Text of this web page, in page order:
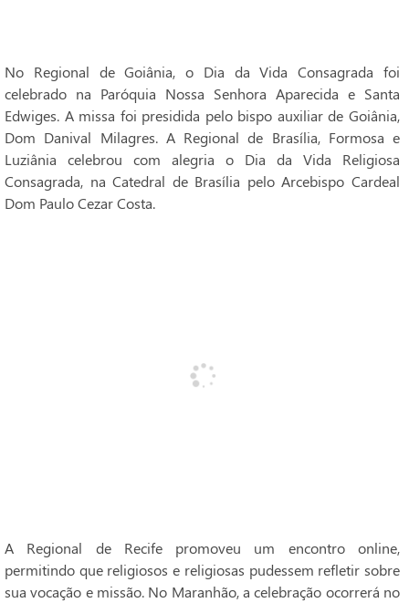
No Regional de Goiânia, o Dia da Vida Consagrada foi
celebrado na Paróquia Nossa Senhora Aparecida e Santa
Edwiges. A missa foi presidida pelo bispo auxiliar de Goiânia,
Dom Danival Milagres. A Regional de Brasília, Formosa e
Luziânia celebrou com alegria o Dia da Vida Religiosa
Consagrada, na Catedral de Brasília pelo Arcebispo Cardeal
Dom Paulo Cezar Costa.
A Regional de Recife promoveu um encontro online,
permitindo que religiosos e religiosas pudessem refletir sobre
sua vocação e missão. No Maranhão, a celebração ocorrerá no